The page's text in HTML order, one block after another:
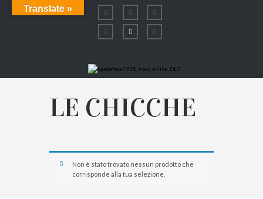
LE CHICCHE
Non è stato trovato nessun prodotto che
corrisponde alla tua selezione.
Translate »